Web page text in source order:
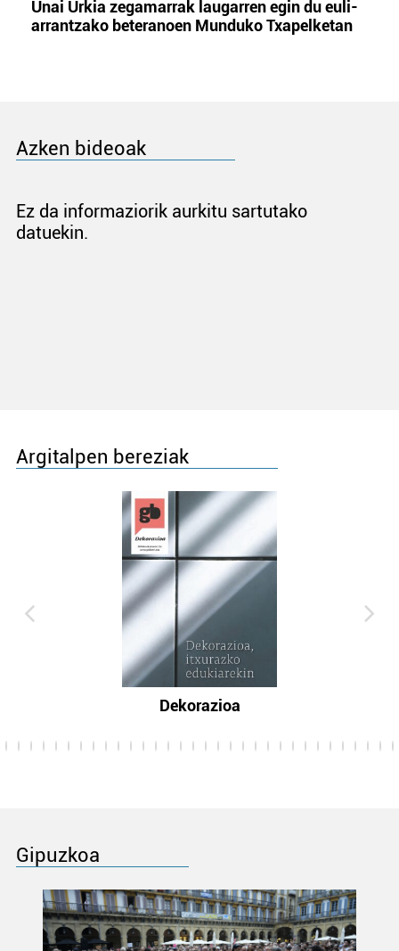
Unai Urkia zegamarrak laugarren egin du euli-
arrantzako beteranoen Munduko Txapelketan
Azken bideoak
Ez da informaziorik aurkitu sartutako
datuekin.
Argitalpen bereziak
Dekorazioa
Gipuzkoa